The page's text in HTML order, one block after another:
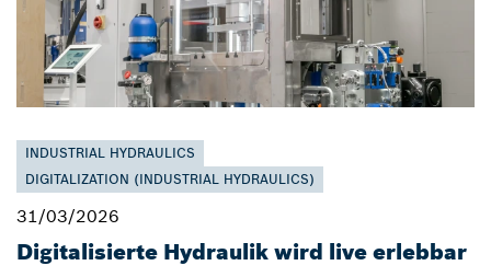
INDUSTRIAL HYDRAULICS
DIGITALIZATION (INDUSTRIAL HYDRAULICS)
31/03/2026
Digitalisierte Hydraulik wird live erlebbar